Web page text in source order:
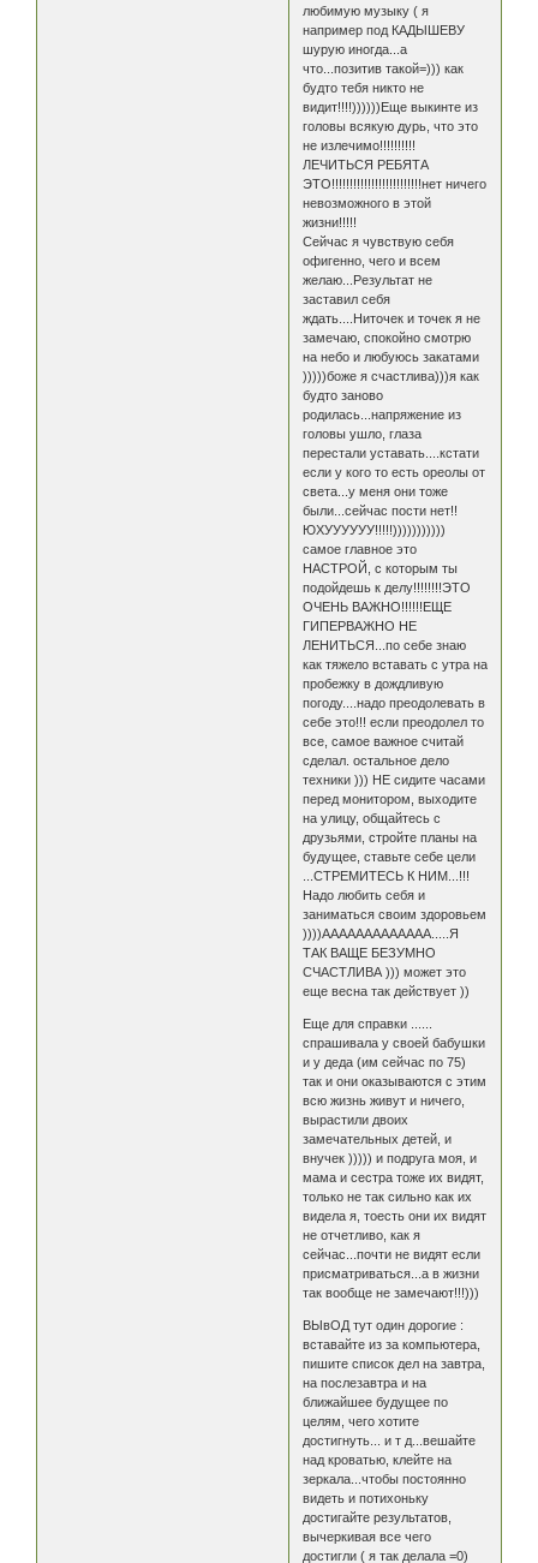
любимую музыку ( я
например под КАДЫШЕВУ
шурую иногда...а
что...позитив такой=))) как
будто тебя никто не
видит!!!!))))))Еще выкинте из
головы всякую дурь, что это
не излечимо!!!!!!!!!!
ЛЕЧИТЬСЯ РЕБЯТА
ЭТО!!!!!!!!!!!!!!!!!!!!!!!!!нет ничего
невозможного в этой
жизни!!!!!
Сейчас я чувствую себя
офигенно, чего и всем
желаю...Результат не
заставил себя
ждать....Ниточек и точек я не
замечаю, спокойно смотрю
на небо и любуюсь закатами
)))))боже я счастлива)))я как
будто заново
родилась...напряжение из
головы ушло, глаза
перестали уставать....кстати
если у кого то есть ореолы от
света...у меня они тоже
были...сейчас пости нет!!
ЮХУУУУУУ!!!!!)))))))))))
самое главное это
НАСТРОЙ, с которым ты
подойдешь к делу!!!!!!!!ЭТО
ОЧЕНЬ ВАЖНО!!!!!!ЕЩЕ
ГИПЕРВАЖНО НЕ
ЛЕНИТЬСЯ...по себе знаю
как тяжело вставать с утра на
пробежку в дождливую
погоду....надо преодолевать в
себе это!!! если преодолел то
все, самое важное считай
сделал. остальное дело
техники ))) НЕ сидите часами
перед монитором, выходите
на улицу, общайтесь с
друзьями, стройте планы на
будущее, ставьте себе цели
...СТРЕМИТЕСЬ К НИМ...!!!
Надо любить себя и
заниматься своим здоровьем
))))ААААААААААААА.....Я
ТАК ВАЩЕ БЕЗУМНО
СЧАСТЛИВА ))) может это
еще весна так действует ))
Еще для справки ......
спрашивала у своей бабушки
и у деда (им сейчас по 75)
так и они оказываются с этим
всю жизнь живут и ничего,
вырастили двоих
замечательных детей, и
внучек ))))) и подруга моя, и
мама и сестра тоже их видят,
только не так сильно как их
видела я, тоесть они их видят
не отчетливо, как я
сейчас...почти не видят если
присматриваться...а в жизни
так вообще не замечают!!!)))
ВЫвОД тут один дорогие :
вставайте из за компьютера,
пишите список дел на завтра,
на послезавтра и на
ближайшее будущее по
целям, чего хотите
достигнуть... и т д...вешайте
над кроватью, клейте на
зеркала...чтобы постоянно
видеть и потихоньку
достигайте результатов,
вычеркивая все чего
достигли ( я так делала =0)